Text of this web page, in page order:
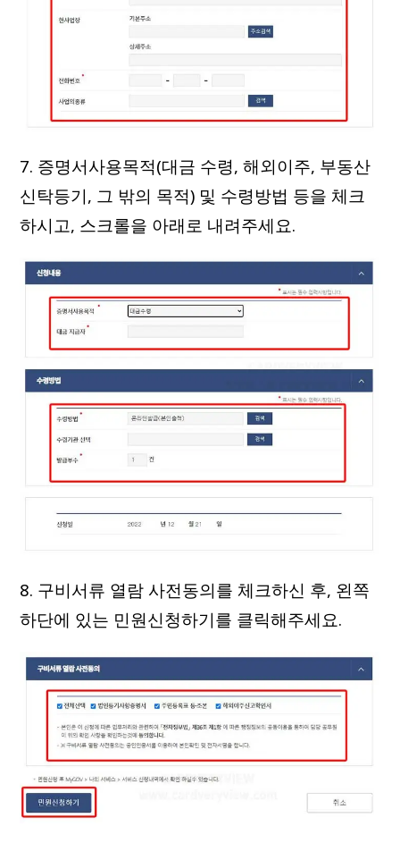
7. 증명서사용목적(대금 수령, 해외이주, 부동산
신탁등기, 그 밖의 목적) 및 수령방법 등을 체크
하시고, 스크롤을 아래로 내려주세요.
8. 구비서류 열람 사전동의를 체크하신 후, 왼쪽
하단에 있는 민원신청하기를 클릭해주세요.